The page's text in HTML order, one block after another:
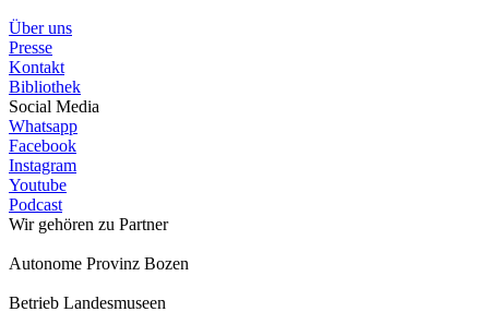
Über uns
Presse
Kontakt
Bibliothek
Social Media
Whatsapp
Facebook
Instagram
Youtube
Podcast
Wir gehören zu Partner
Autonome Provinz Bozen
Betrieb Landesmuseen